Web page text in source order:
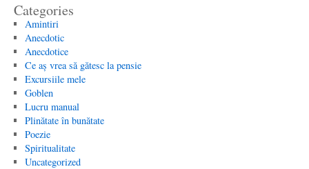
Categories
Amintiri
Anecdotic
Anecdotice
Ce aș vrea să gătesc la pensie
Excursiile mele
Goblen
Lucru manual
Plinătate în bunătate
Poezie
Spiritualitate
Uncategorized